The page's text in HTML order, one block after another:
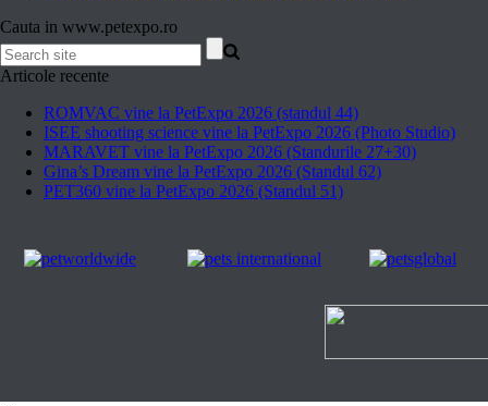
Cauta in www.petexpo.ro
Articole recente
ROMVAC vine la PetExpo 2026 (standul 44)
ISEE shooting science vine la PetExpo 2026 (Photo Studio)
MARAVET vine la PetExpo 2026 (Standurile 27+30)
Gina’s Dream vine la PetExpo 2026 (Standul 62)
PET360 vine la PetExpo 2026 (Standul 51)